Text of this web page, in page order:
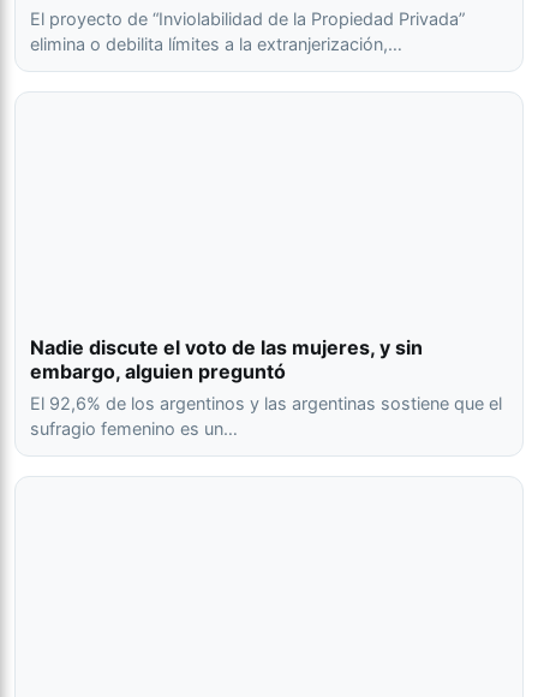
El proyecto de “Inviolabilidad de la Propiedad Privada”
elimina o debilita límites a la extranjerización,…
Nadie discute el voto de las mujeres, y sin
embargo, alguien preguntó
El 92,6% de los argentinos y las argentinas sostiene que el
sufragio femenino es un…